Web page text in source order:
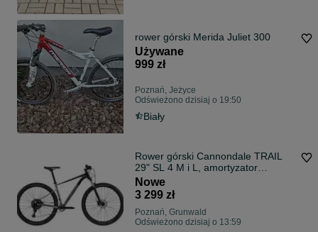
rower górski Merida Juliet 300
Używane
999 zł
Poznań, Jeżyce
Odświeżono dzisiaj o 19:50
Biały
Rower górski Cannondale TRAIL
29" SL 4 M i L, amortyzator
powietrzny, FV23%, nowy
Nowe
3 299 zł
Poznań, Grunwald
Odświeżono dzisiaj o 13:59